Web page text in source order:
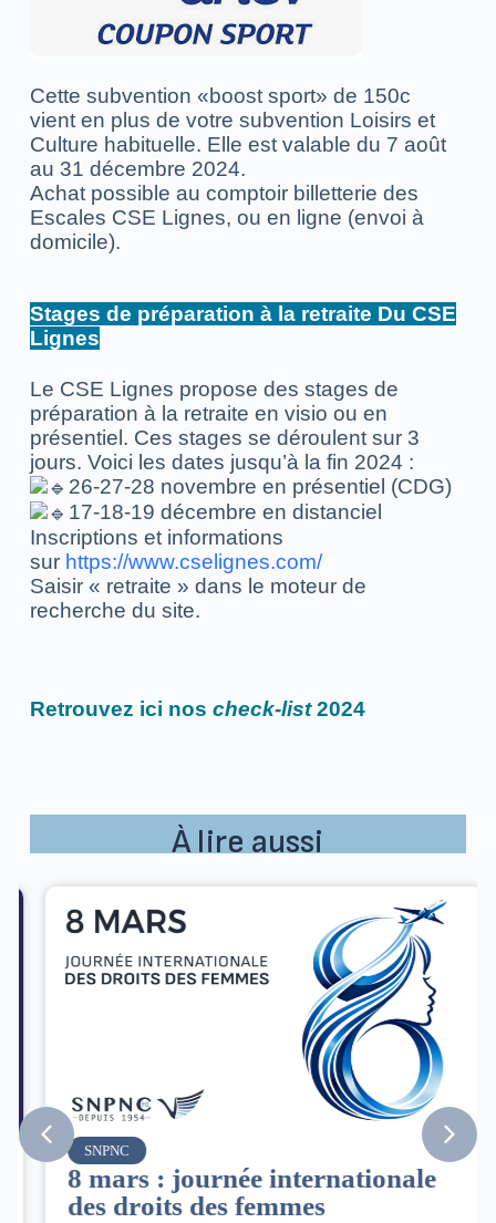
Cette subvention «boost sport» de 150c
vient en plus de votre subvention Loisirs et
Culture habituelle. Elle est valable du 7 août
au 31 décembre 2024.
Achat possible au comptoir billetterie des
Escales CSE Lignes, ou en ligne (envoi à
domicile).
Stages de préparation à la retraite Du CSE
Lignes
Le CSE Lignes propose des stages de
préparation à la retraite en visio ou en
présentiel. Ces stages se déroulent sur 3
jours. Voici les dates jusqu’à la fin 2024 :
26-27-28 novembre en présentiel (CDG)
17-18-19 décembre en distanciel
Inscriptions et informations
sur https://www.cselignes.com/
Saisir « retraite » dans le moteur de
recherche du site.
Retrouvez ici nos check-list2024
À lire aussi
SNPNC
8 mars : journée internationale
des droits des femmes